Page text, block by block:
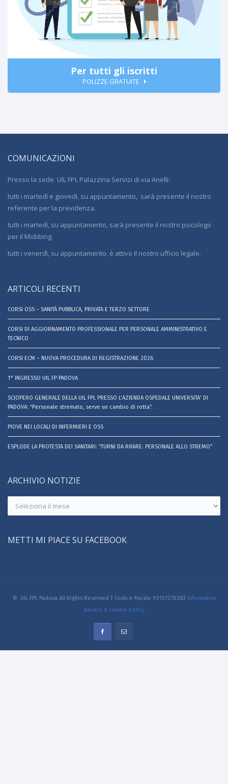
Per tutti gli iscritti
POLIZZE GRATUITE
COMUNICAZIONI
Presso la sede UIL FPL Palazzina Servizi di via Anelli:
tutti i martedì e giovedì, su appuntamento, sarà presente il nostro
referente per la previdenza.
tutti i martedì, su appuntamento, sarà presente il nostro psicologo
per il Mobbing.
tutti i venerdì, su appuntamento, è attivo il nostro ufficio legale.
ARTICOLI RECENTI
CORSI OSS – SANITÀ PUBBLICA, PRIVATA E TERZO SETTORE
CORSI DI AGGIORNAMENTO PROFESSIONALE PER PERSONALE AMMINISTRATIVO E
TECNICO
CORSI ECM – NUOVA PROCEDURA DI REGISTRAZIONE 2026
1° INGRESSO UIL FP PADOVA
SCIOPERO GENERALE DELLA UIL FPL PRESSO L’AZIENDA OSPEDALE UNIVERSITA’ DI
PADOVA: “Personale stremato, serve un cambio di rotta”.
PIOVE NEI LOCALI DI INFERMIERI E OSS
ESPLODE LA PROTESTA DEI SANITARI: “TURNI DA RIFARE: PERSONALE ALLO STREMO”
ARCHIVIO NOTIZIE
Archivio
notizie
METTI MI PIACE SU FACEBOOK
© UIL FPL Padova All Rights Reserved | Codice fiscale 92137270283 Informativa
privacy e cookie policy